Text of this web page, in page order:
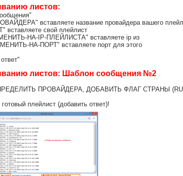
листов:
вставляете название провайдера вашего
свой плейлист
НА-IP-ПЛЕЙЛИСТА" вставляете ip из
НА-ПОРТ" вставляете порт для этого
листов: Шаблон сообщения №2
ПРОВАЙДЕРА, ДОБАВИТЬ ФЛАГ СТРАНЫ
плейлист (добавить ответ)!